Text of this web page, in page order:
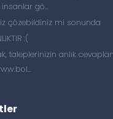
gö...
çözebildiniz mi sonunda
:(
taleplerinizin anlık